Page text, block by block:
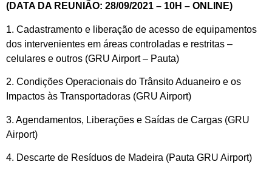
(DATA DA REUNIÃO: 28/09/2021 – 10H – ONLINE)
1. Cadastramento e liberação de acesso de equipamentos
dos intervenientes em áreas controladas e restritas –
celulares e outros (GRU Airport – Pauta)
2. Condições Operacionais do Trânsito Aduaneiro e os
Impactos às Transportadoras (GRU Airport)
3. Agendamentos, Liberações e Saídas de Cargas (GRU
Airport)
4. Descarte de Resíduos de Madeira (Pauta GRU Airport)